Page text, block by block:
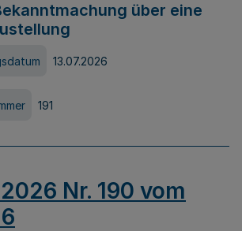
über eine
13.07.2026
191
Nr. 190 vom